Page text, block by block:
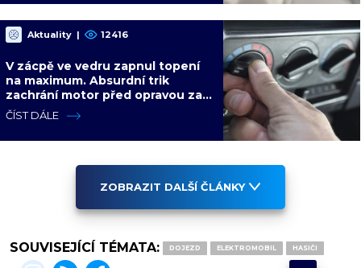
Aktuality | 12416
V zácpě ve vedru zapnul topení
na maximum. Absurdní trik
zachrání motor před opravou za
desítky tisíc
ČÍST DÁLE
ZOBRAZIT DALŠÍ ČLÁNKY
SOUVISEJÍCÍ TÉMATA: DOJEZD ELEKTROMOBIL HASIČI